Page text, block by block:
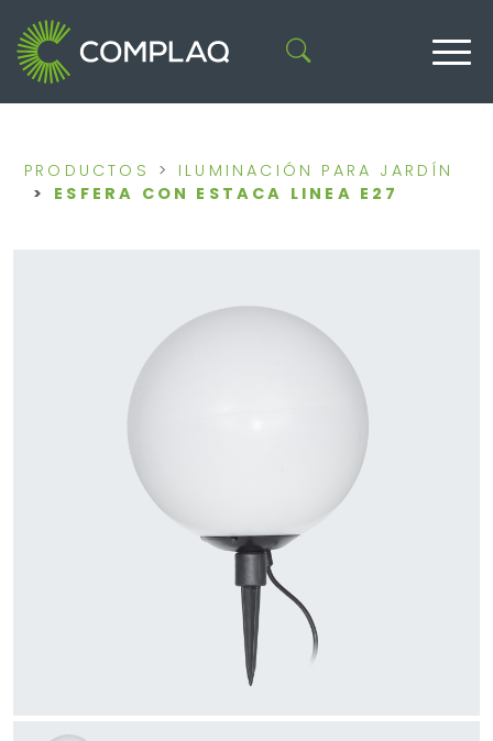
PRODUCTOS
ILUMINACIÓN PARA JARDÍN
ESFERA CON ESTACA LINEA E27